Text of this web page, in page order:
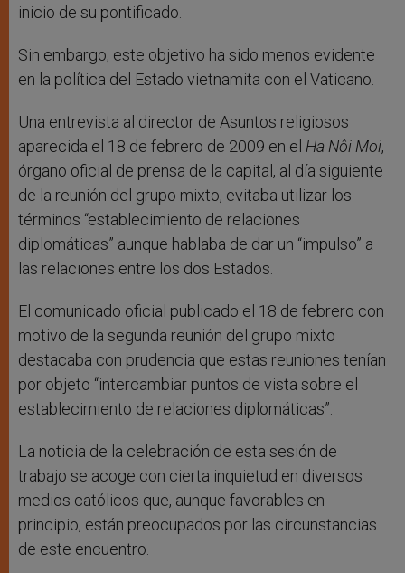
inicio de su pontificado.
Sin embargo, este objetivo ha sido menos evidente
en la política del Estado vietnamita con el Vaticano.
Una entrevista al director de Asuntos religiosos
aparecida el 18 de febrero de 2009 en el Ha Nôi Moi,
órgano oficial de prensa de la capital, al día siguiente
de la reunión del grupo mixto, evitaba utilizar los
términos “establecimiento de relaciones
diplomáticas” aunque hablaba de dar un “impulso” a
las relaciones entre los dos Estados.
El comunicado oficial publicado el 18 de febrero con
motivo de la segunda reunión del grupo mixto
destacaba con prudencia que estas reuniones tenían
por objeto “intercambiar puntos de vista sobre el
establecimiento de relaciones diplomáticas”.
La noticia de la celebración de esta sesión de
trabajo se acoge con cierta inquietud en diversos
medios católicos que, aunque favorables en
principio, están preocupados por las circunstancias
de este encuentro.